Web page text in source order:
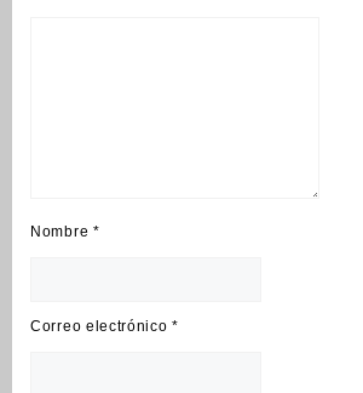
Nombre *
Correo electrónico*